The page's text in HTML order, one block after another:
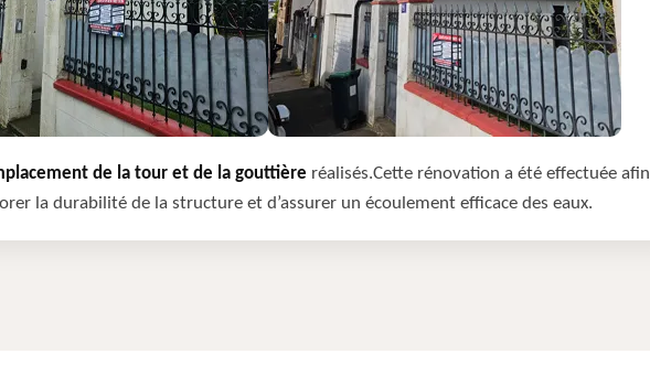
de la tour et de la gouttière réalisés.Cette rénovation a été effectuée afin
la durabilité de la structure et d’assurer un écoulement efficace des eaux.